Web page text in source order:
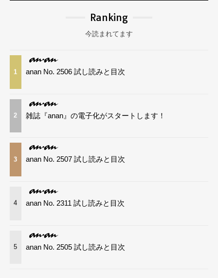
Ranking
今読まれてます
1 anan No. 2506 試し読みと目次
2 雑誌『anan』の電子化がスタートします！
3 anan No. 2507 試し読みと目次
4 anan No. 2311 試し読みと目次
5 anan No. 2505 試し読みと目次